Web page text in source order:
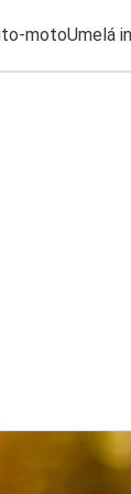
motoUmelá